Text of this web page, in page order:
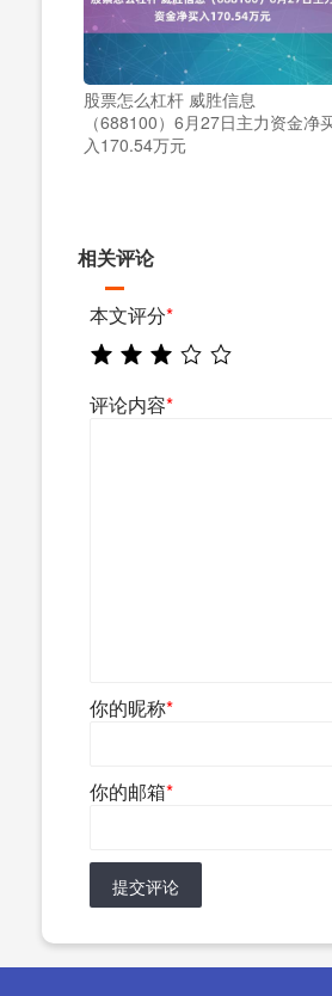
股票怎么杠杆 威胜信息
（688100）6月27日主力资金净
入170.54万元
相关评论
本文评分*
评论内容*
你的昵称*
你的邮箱*
提交评论